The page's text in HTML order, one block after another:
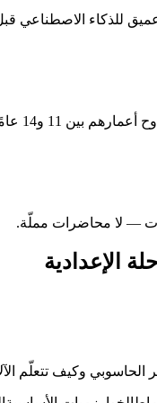
للذكاء الاصطناعي
بين 11 و14 عامًا.
— لا محاضرات مملّة.
الإعدادية
الحاسوبي وكيف تتعلّم